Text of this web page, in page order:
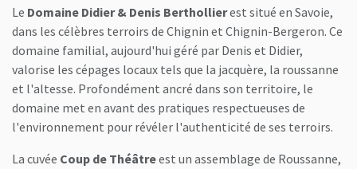
Le Domaine Didier & Denis Berthollierest situé en Savoie,
dans les célèbres terroirs de Chignin et Chignin-Bergeron. Ce
domaine familial, aujourd'hui géré par Denis et Didier,
valorise les cépages locaux tels que la jacquère, la roussanne
et l'altesse. Profondément ancré dans son territoire, le
domaine met en avant des pratiques respectueuses de
l'environnement pour révéler l'authenticité de ses terroirs.
La cuvée Coup de Théâtreest un assemblage de Roussanne,